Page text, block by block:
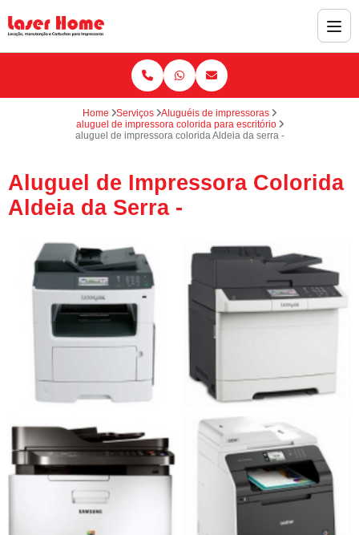
Home Serviços
Aluguéis de impressoras
aluguel de impressora colorida para escritório
aluguel de impressora colorida Aldeia da serra -
Aluguel de Impressora Colorida
Aldeia da Serra -